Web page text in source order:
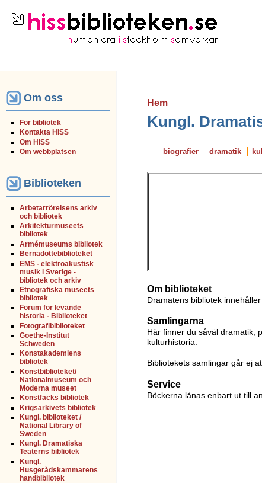
Om oss
För bibliotek
Kontakta HISS
Om HISS
Om webbplatsen
Biblioteken
Arbetarrörelsens arkiv
och bibliotek
Arkitekturmuseets
bibliotek
Armémuseums bibliotek
Bernadottebiblioteket
EMS - elektroakustisk
musik i Sverige -
bibliotek och arkiv
Etnografiska museets
bibliotek
Forum för levande
historia - Biblioteket
Fotografibiblioteket
Goethe-Institut
Schweden
Konstakademiens
bibliotek
Konstbiblioteket/
Nationalmuseum och
Moderna museet
Konstfacks bibliotek
Krigsarkivets bibliotek
Kungl. biblioteket /
National Library of
Sweden
Kungl. Dramatiska
Teaterns bibliotek
Kungl.
Husgerådskammarens
handbibliotek
Hem
Kungl.
biografier dramatik
Om biblioteket
Dramatens bibliotek
Samlingarna
Här finner du såväl dramatik,
kulturhistoria.
Bibliotekets samlingar går ej
Service
Böckerna lånas enbart ut till